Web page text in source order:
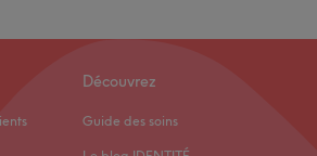
Découvrez
Guide des soins